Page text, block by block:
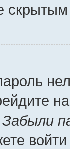
Забыли